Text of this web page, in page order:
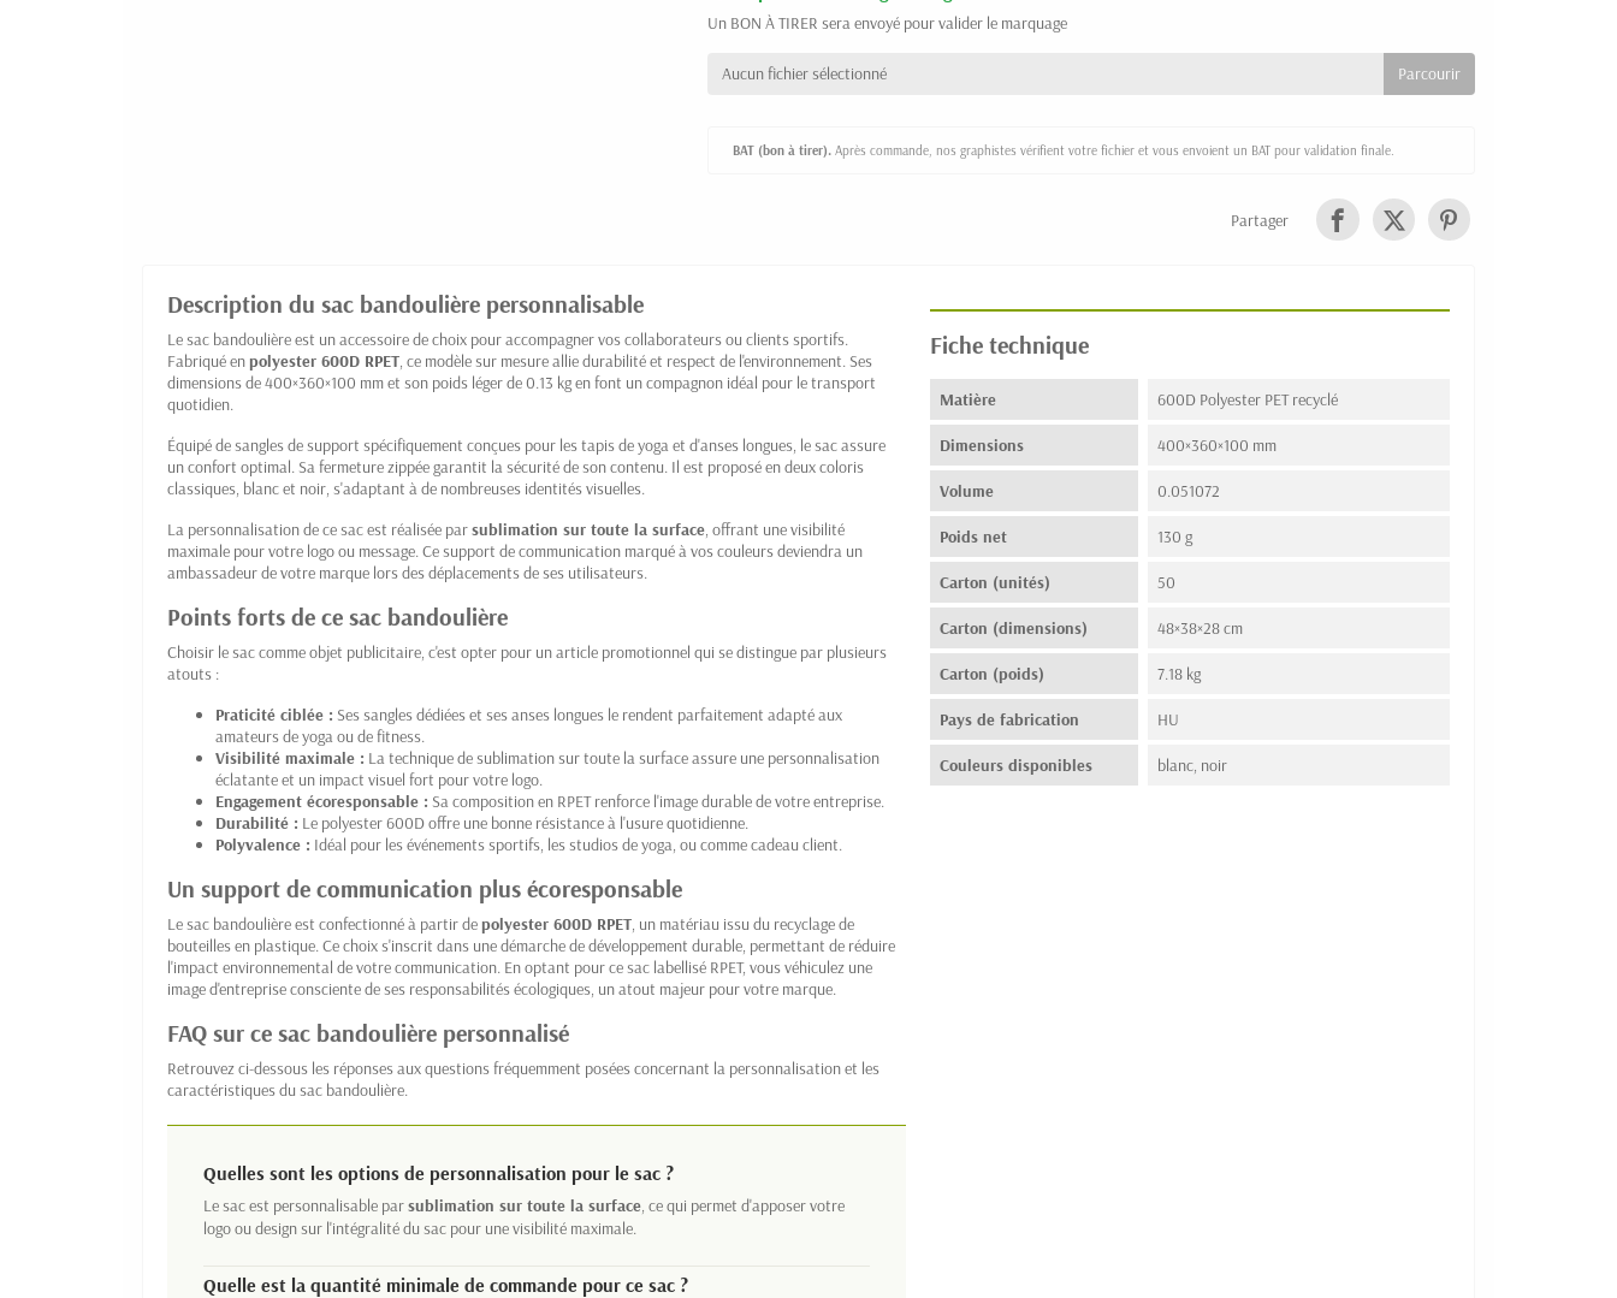
Un BON À TIRER sera envoyé pour valider le marquage
Aucun fichier sélectionné
BAT (bon à tirer). Après commande, nos graphistes vérifient votre fichier et vous envoient un BAT pour validation finale.
Partager
Description du sac bandoulière personnalisable
Le sac bandoulière est un accessoire de choix pour accompagner vos collaborateurs ou clients sportifs.
Fabriqué enpolyester 600D RPET, ce modèle sur mesure allie durabilité et respect de l'environnement. Ses
dimensions de 400×360×100 mm et son poids léger de 0.13 kg en font un compagnon idéal pour le transport
quotidien.
Équipé de sangles de support spécifiquement conçues pour les tapis de yoga et d'anses longues, le sac assure
un confort optimal. Sa fermeture zippée garantit la sécurité de son contenu. Il est proposé en deux coloris
classiques, blanc et noir, s'adaptant à de nombreuses identités visuelles.
La personnalisation de ce sac est réalisée parsublimation sur toute la surface, offrant une visibilité
maximale pour votre logo ou message. Ce support de communication marqué à vos couleurs deviendra un
ambassadeur de votre marque lors des déplacements de ses utilisateurs.
Points forts de ce sac bandoulière
Choisir le sac comme objet publicitaire, c'est opter pour un article promotionnel qui se distingue par plusieurs
atouts :
Praticité ciblée : Ses sangles dédiées et ses anses longues le rendent parfaitement adapté aux
amateurs de yoga ou de fitness.
Visibilité maximale : La technique de sublimation sur toute la surface assure une personnalisation
éclatante et un impact visuel fort pour votre logo.
Engagement écoresponsable : Sa composition en RPET renforce l'image durable de votre entreprise.
Durabilité : Le polyester 600D offre une bonne résistance à l'usure quotidienne.
Polyvalence : Idéal pour les événements sportifs, les studios de yoga, ou comme cadeau client.
Un support de communication plus écoresponsable
Le sac bandoulière est confectionné à partir depolyester 600D RPET, un matériau issu du recyclage de
bouteilles en plastique. Ce choix s'inscrit dans une démarche de développement durable, permettant de réduire
l'impact environnemental de votre communication. En optant pour ce sac labellisé RPET, vous véhiculez une
image d'entreprise consciente de ses responsabilités écologiques, un atout majeur pour votre marque.
FAQ sur ce sac bandoulière personnalisé
Retrouvez ci-dessous les réponses aux questions fréquemment posées concernant la personnalisation et les
caractéristiques du sac bandoulière.
Quelles sont les options de personnalisation pour le sac ?
Le sac est personnalisable parsublimation sur toute la surface, ce qui permet d'apposer votre
logo ou design sur l'intégralité du sac pour une visibilité maximale.
Quelle est la quantité minimale de commande pour ce sac ?
Fiche technique
Matière 600D Polyester PET recyclé
Dimensions 400×360×100 mm
Volume 0.051072
Poids net 130 g
Carton (unités) 50
Carton (dimensions) 48×38×28 cm
Carton (poids) 7.18 kg
Pays de fabrication HU
Couleurs disponibles blanc, noir